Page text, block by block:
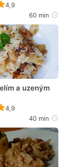
Recept ještě nebyl
4,9
60 min
a uzeným
Recept ještě nebyl
4,9
40 min